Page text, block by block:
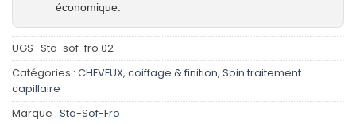
économique.
UGS : Sta-sof-fro 02
Catégories : CHEVEUX, coiffage & finition, Soin traitement
capillaire
Marque : Sta-Sof-Fro